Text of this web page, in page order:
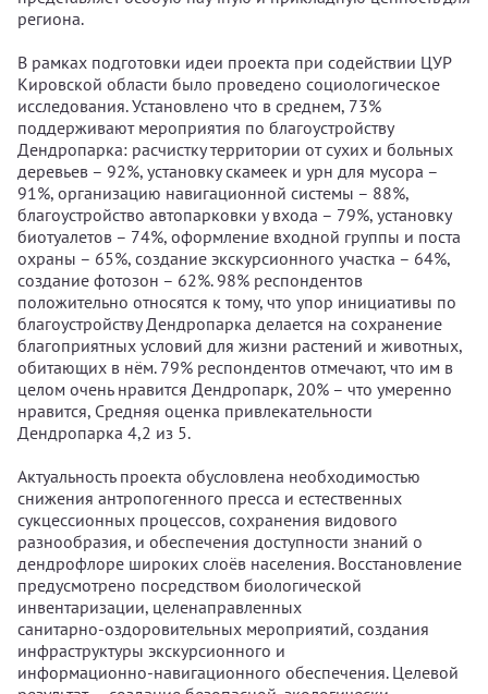
региона.
В рамках подготовки идеи проекта при содействии ЦУР
Кировской области было проведено социологическое
исследования. Установлено что в среднем, 73%
поддерживают мероприятия по благоустройству
Дендропарка: расчистку территории от сухих и больных
деревьев – 92%, установку скамеек и урн для мусора –
91%, организацию навигационной системы – 88%,
благоустройство автопарковки у входа – 79%, установку
биотуалетов – 74%, оформление входной группы и поста
охраны – 65%, создание экскурсионного участка – 64%,
создание фотозон – 62%. 98% респондентов
положительно относятся к тому, что упор инициативы по
благоустройству Дендропарка делается на сохранение
благоприятных условий для жизни растений и животных,
обитающих в нём. 79% респондентов отмечают, что им в
целом очень нравится Дендропарк, 20% – что умеренно
нравится, Средняя оценка привлекательности
Дендропарка 4,2 из 5.
Актуальность проекта обусловлена необходимостью
снижения антропогенного пресса и естественных
сукцессионных процессов, сохранения видового
разнообразия, и обеспечения доступности знаний о
дендрофлоре широких слоёв населения. Восстановление
предусмотрено посредством биологической
инвентаризации, целенаправленных
санитарно‑оздоровительных мероприятий, создания
инфраструктуры экскурсионного и
информационно‑навигационного обеспечения. Целевой